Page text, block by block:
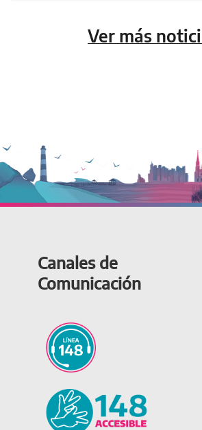
Ver más
Canales de
Comunicación